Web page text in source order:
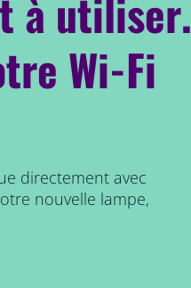
à utiliser.
Wi-Fi
directement avec
nouvelle lampe,